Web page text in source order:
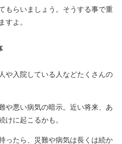
もらいましょう。そうする事で重
すよ。
や入院している人などたくさんの
や悪い病気の暗示。近い将来、あ
けに起こるかも。
ったら、災難や病気は長くは続か